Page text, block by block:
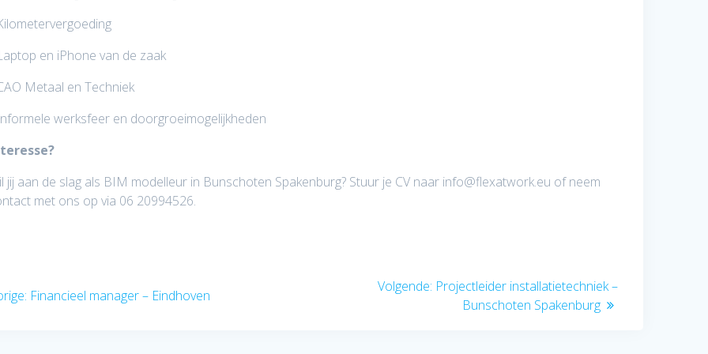
en iPhone van de zaak
Metaal en Techniek
werksfeer en doorgroeimogelijkheden
jij aan de slag als BIM modelleur in Bunschoten Spakenburg? Stuur je CV naar info@flexatwork.eu of neem
met ons op via 06 20994526.
Vorig
Financieel manager – Eindhoven
Volgende: Volgend
bericht:
Projectleider installatietechniek –
Bunschoten Spakenburg